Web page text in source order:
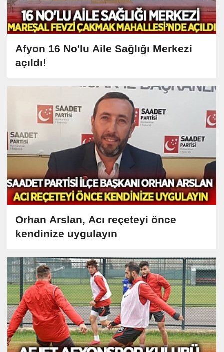
Afyon 16 No'lu Aile Sağlığı Merkezi
açıldı!
Orhan Arslan, Acı reçeteyi önce
kendinize uygulayın